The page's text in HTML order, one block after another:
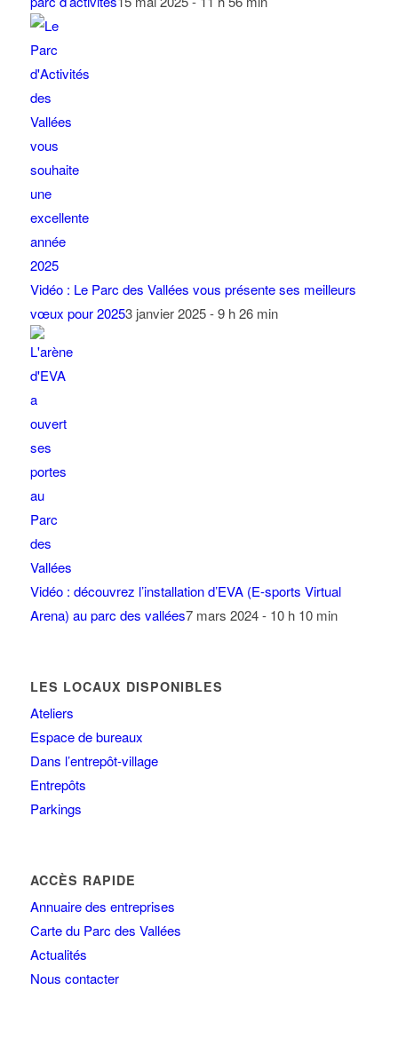
Vidéo : Le Parc des Vallées vous présente ses meilleurs
vœux pour 20253 janvier 2025 - 9 h 26 min
Vidéo : découvrez l’installation d’EVA (E-sports Virtual
Arena) au parc des vallées7 mars 2024 - 10 h 10 min
LES LOCAUX DISPONIBLES
Ateliers
Espace de bureaux
Dans l’entrepôt-village
Entrepôts
Parkings
ACCÈS RAPIDE
Annuaire des entreprises
Carte du Parc des Vallées
Actualités
Nous contacter